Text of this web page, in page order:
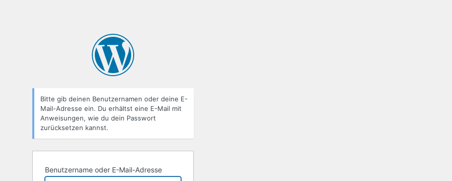
Bitte gib deinen Benutzernamen oder deine E-
Mail-Adresse ein. Du erhältst eine E-Mail mit
Anweisungen, wie du dein Passwort
zurücksetzen kannst.
Benutzername oder E-Mail-Adresse